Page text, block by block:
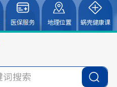
医保服务 地理位置 蜗壳健康课